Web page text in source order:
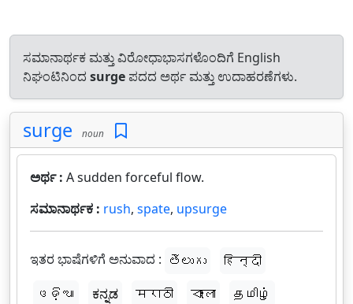
ಸಮಾನಾರ್ಥಕ ಮತ್ತು ವಿರೋಧಾಭಾಸಗಳೊಂದಿಗೆ English
ನಿಘಂಟಿನಿಂದ surge ಪದದ ಅರ್ಥ ಮತ್ತು ಉದಾಹರಣೆಗಳು.
surge noun
ಅರ್ಥ : A sudden forceful flow.
ಸಮಾನಾರ್ಥಕ : rush, spate, upsurge
ಇತರ ಭಾಷೆಗಳಿಗೆ ಅನುವಾದ : తెలుగు
हिन्दी
ଓଡ଼ିଆ
ಕನ್ನಡ मराठी বাংলা
தமிழ்